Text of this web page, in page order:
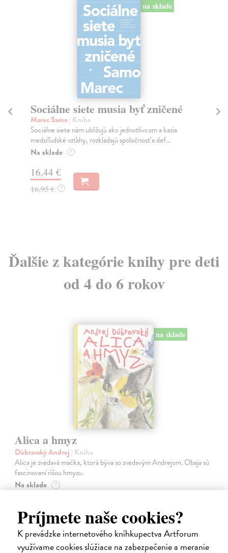
Príjmete naše cookies?
K prevádzke internetového kníhkupectva Artforum
využívame cookies slúžiace na zabezpečenie a meranie
na sklade
Sociálne siete musia byť zničené
Marec Samo| Kniha
Sociálne siete nám ubližujú ako jednotlivcom a kazia
medziľudské vzťahy, rozkladajú spoločnosť a def...
Na sklade ?
16,44 €
16,95 € ?
Ďalšie z kategórie knihy pre deti
od 4 do 6 rokov
na sklade
Alica a hmyz
Dúbravský Andrej | Kniha
Alica je zvedavá mačka, ktorá býva so zvedavým Andrejom. Obaja sú
fascinovaní ríšou hmyzu.
Na sklade ?
28,90 € ?